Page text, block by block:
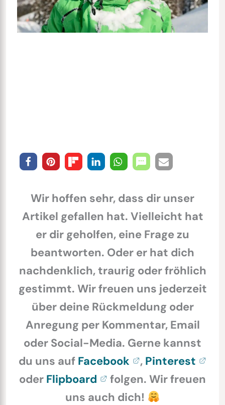
Wir hoffen sehr, dass dir unser
Artikel gefallen hat. Vielleicht hat
er dir geholfen, eine Frage zu
beantworten. Oder er hat dich
nachdenklich, traurig oder fröhlich
gestimmt. Wir freuen uns jederzeit
über deine Rückmeldung oder
Anregung per Kommentar, Email
oder Social-Media. Gerne kannst
du uns auf Facebook , Pinterest
oder Flipboard
folgen. Wir freuen
uns auch dich!